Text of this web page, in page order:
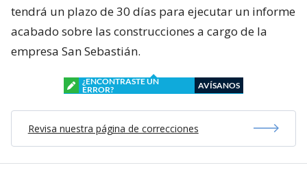
tendrá un plazo de 30 días para ejecutar un informe
acabado sobre las construcciones a cargo de la
empresa San Sebastián.
¿ENCONTRASTE UN
ERROR?
AVÍSANOS
Revisa nuestra página de correcciones